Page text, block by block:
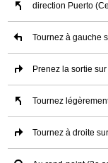
direction Puerto
Tournez à gauche
Prenez la sortie
Tournez
Tournez à droite